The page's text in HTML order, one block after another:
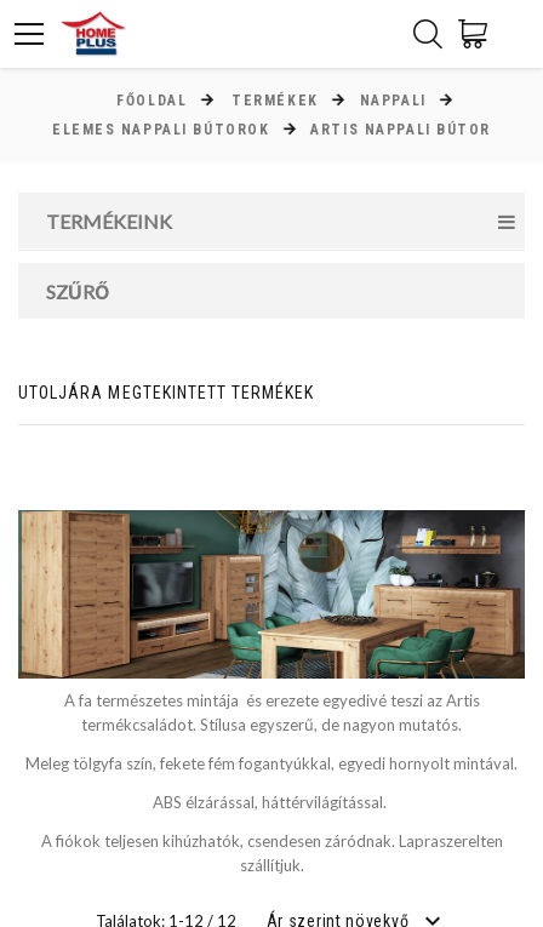
FŐOLDAL TERMÉKEK
NAPPALI
ELEMES NAPPALI BÚTOROK
ARTIS NAPPALI BÚTOR
TERMÉKEINK
SZŰRŐ
Ft
MAGASSÁG
cm
SZÉLESSÉG
cm
cm
UTOLJÁRA MEGTEKINTETT TERMÉKEK
A fa természetes mintája és erezete egyedivé teszi az Artis
termékcsaládot. Stílusa egyszerű, de nagyon mutatós.
Meleg tölgyfa szín, fekete fém fogantyúkkal, egyedi hornyolt mintával.
ABS élzárással, háttérvilágítással.
A fiókok teljesen kihúzhatók, csendesen záródnak. Lapraszerelten
szállítjuk.
Találatok: 1-12 / 12 Ár szerint növekvő